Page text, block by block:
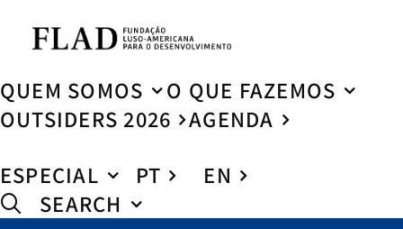
QUEM SOMOS
O QUE FAZEMOS
OUTSIDERS 2026
AGENDA
ESPECIAL
PT
EN
SEARCH